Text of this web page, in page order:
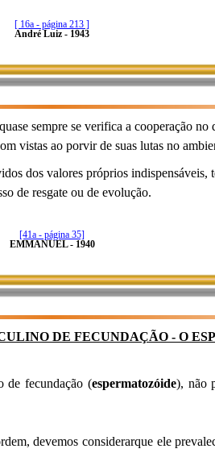
[ 16a - página 213 ]
André Luiz - 1943
sempre se verifica a cooperação
vistas ao porvir de suas lutas no
dos valores próprios indispensáveis,
de resgate ou de evolução.
[41a - página 35]
EMMANUEL - 1940
DE FECUNDAÇÃO - O
de fecundação (espermatozóide), não
devemos considerarque ele